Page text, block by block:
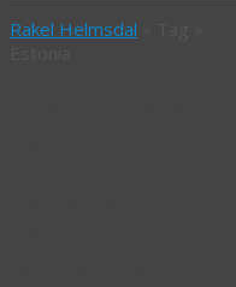
Rakel Helmsdal